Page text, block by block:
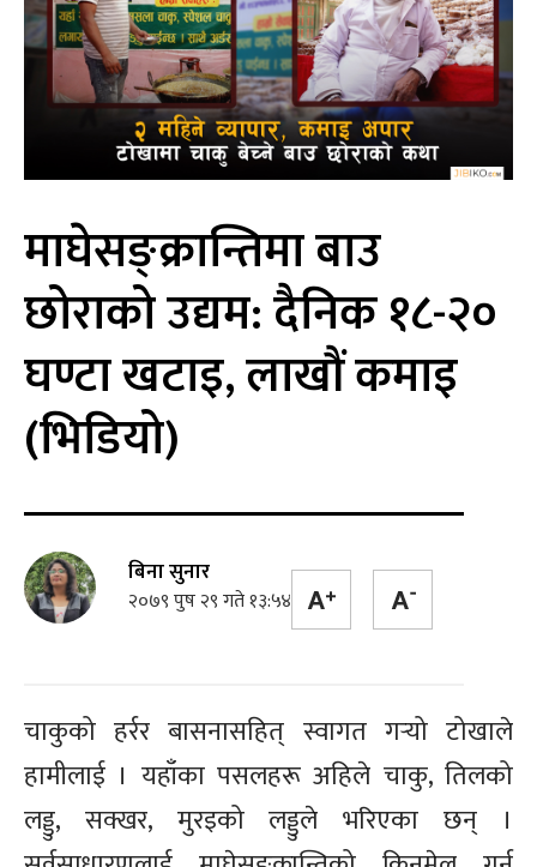
माघेसङ्क्रान्तिमा बाउ
छोराको उद्यम: दैनिक १८-२०
घण्टा खटाइ, लाखौं कमाइ
(भिडियो)
बिना सुनार
२०७९ पुष २९ गते १३:५४
चाकुको हर्रर बासनासहित् स्वागत गर्‍यो टोखाले
हामीलाई । यहाँका पसलहरू अहिले चाकु, तिलको
लड्डु, सक्खर, मुरइको लड्डुले भरिएका छन् ।